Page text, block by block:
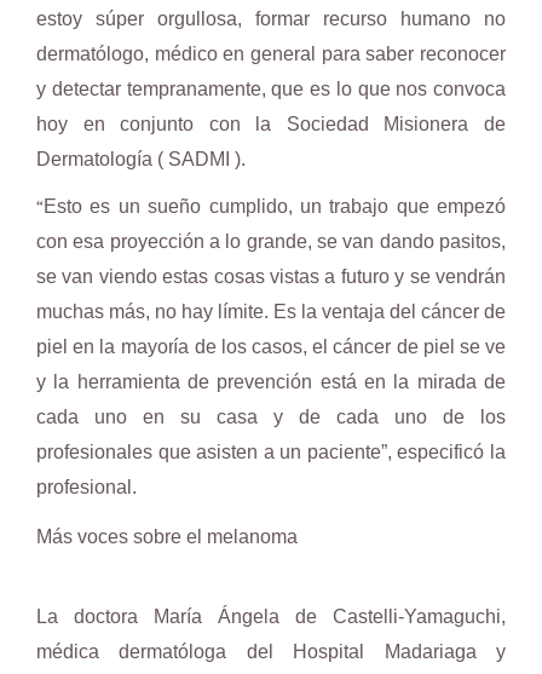
estoy súper orgullosa, formar recurso humano no
dermatólogo, médico en general para saber reconocer
y detectar tempranamente, que es lo que nos convoca
hoy en conjunto con la Sociedad Misionera de
Dermatología ( SADMI ).
“Esto es un sueño cumplido, un trabajo que empezó
con esa proyección a lo grande, se van dando pasitos,
se van viendo estas cosas vistas a futuro y se vendrán
muchas más, no hay límite. Es la ventaja del cáncer de
piel en la mayoría de los casos, el cáncer de piel se ve
y la herramienta de prevención está en la mirada de
cada uno en su casa y de cada uno de los
profesionales que asisten a un paciente”, especificó la
profesional.
Más voces sobre el melanoma
La doctora María Ángela de Castelli-Yamaguchi,
médica dermatóloga del Hospital Madariaga y